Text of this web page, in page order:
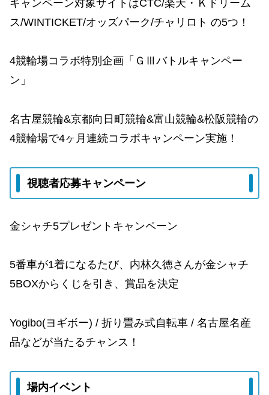
キャンペーン対象サイトはCTC/楽天・Ｋドリーム
ス/WINTICKET/オッズパーク/チャリロト の5つ！
4競輪場コラボ特別企画「ＧⅢバトルキャンペー
ン」
名古屋競輪&京都向日町競輪&富山競輪&松阪競輪の
4競輪場で4ヶ月連続コラボキャンペーン実施！
視聴者応募キャンペーン
金シャチ5プレゼントキャンペーン
5番車が1着になるたび、内林久徳さんが金シャチ
5BOXからくじを引き、賞品を決定
Yogibo(ヨギボー) / 折り畳み式自転車 / 名古屋名産
品などが当たるチャンス！
場内イベント